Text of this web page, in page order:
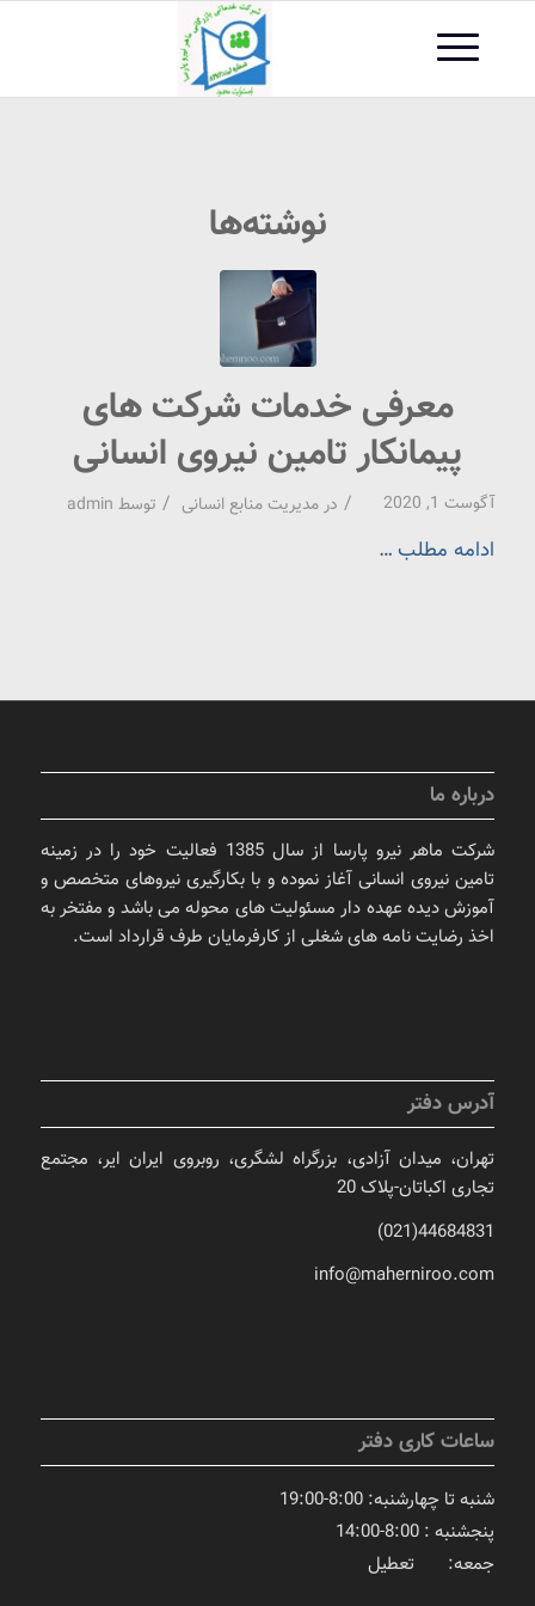
نوشته‌ها
معرفی خدمات شرکت های
پیمانکار تامین نیروی انسانی
آگوست 1, 2020 / درمدیریت منابع انسانی / توسط admin
ادامه مطلب …
درباره ما
شرکت ماهر نیرو پارسا از سال 1385 فعالیت خود را در زمینه
تامین نیروی انسانی آغاز نموده و با بکارگیری نیروهای متخصص و
آموزش دیده عهده دار مسئولیت های محوله می باشد و مفتخر به
اخذ رضایت نامه های شغلی از کارفرمایان طرف قرارداد است.
آدرس دفتر
تهران، میدان آزادی، بزرگراه لشگری، روبروی ایران ایر، مجتمع
تجاری اکباتان-پلاک 20
44684831(021)
info@maherniroo.com
ساعات کاری دفتر
شنبه تا چهارشنبه: 8:00-19:00
پنجشنبه : 8:00-14:00
جمعه: تعطیل